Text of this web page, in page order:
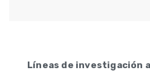
Líneas de investigación